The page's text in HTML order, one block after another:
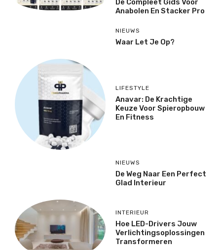
De Compleet Gids Voor
Anabolen En Stacker Pro
NIEUWS
Waar Let Je Op?
LIFESTYLE
Anavar: De Krachtige
Keuze Voor Spieropbouw
En Fitness
NIEUWS
De Weg Naar Een Perfect
Glad Interieur
INTERIEUR
Hoe LED-Drivers Jouw
Verlichtingsoplossingen
Transformeren